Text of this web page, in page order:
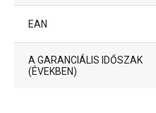
EAN
A GARANCIÁLIS IDŐSZAK
(ÉVEKBEN)